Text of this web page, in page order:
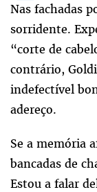
Nas fachadas
sorridente.
“corte de
contrário,
indefectível
adereço.
Se a memória
bancadas de
Estou a falar